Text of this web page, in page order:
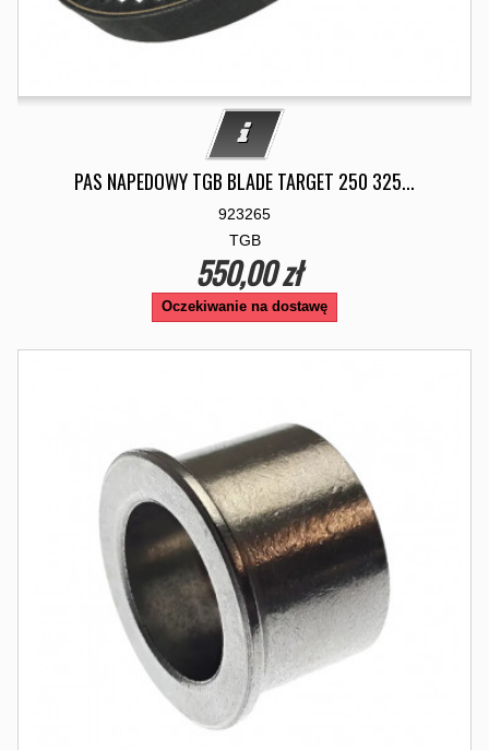
PAS NAPEDOWY TGB BLADE TARGET 250 325...
923265
TGB
550,00 zł
Oczekiwanie na dostawę